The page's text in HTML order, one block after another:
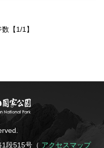
【1/1】
段515号（ アクセスマップ